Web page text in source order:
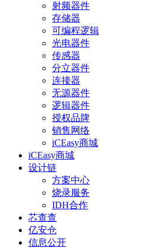
射频器件
存储器
可编程逻辑
光电器件
传感器
分立器件
连接器
无源器件
逻辑器件
授权品牌
销售网络
iCEasy商城
iCEasy商城
设计链
方案中心
烧录服务
IDH合作
芯查查
亿安仓
信息公开